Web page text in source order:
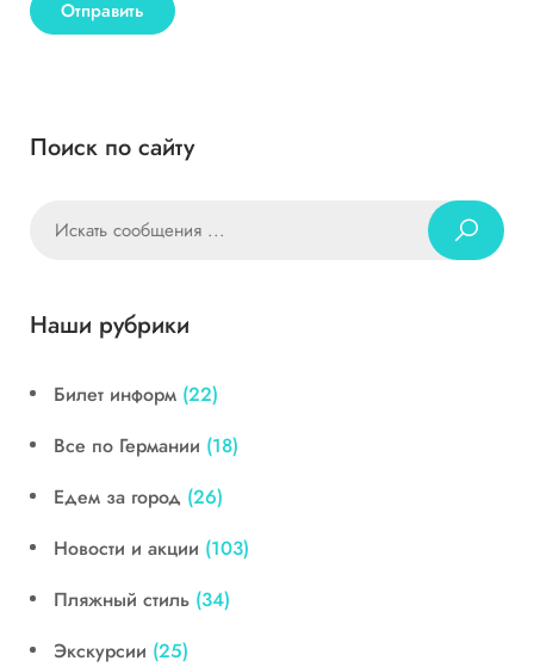
Поиск по сайту
Наши рубрики
Билет информ (22)
Все по Германии (18)
Едем за город (26)
Новости и акции (103)
Пляжный стиль (34)
Экскурсии (25)